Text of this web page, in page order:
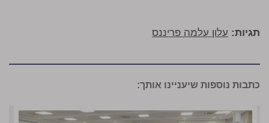
תגיות: עלון עלמה פריננס
כתבות נוספות שיעניינו אותך: